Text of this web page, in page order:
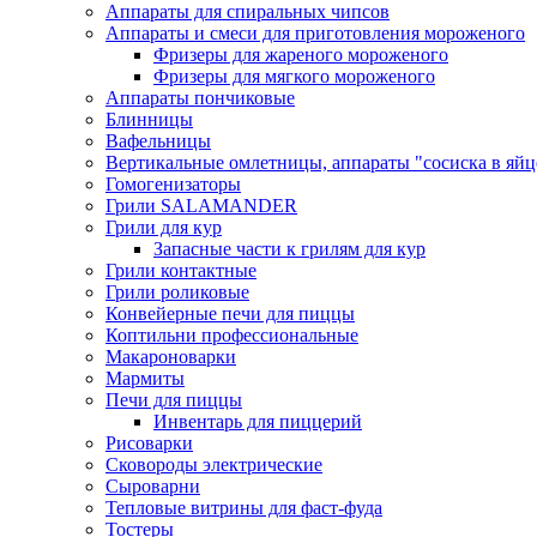
Аппараты для спиральных чипсов
Аппараты и смеси для приготовления мороженого
Фризеры для жареного мороженого
Фризеры для мягкого мороженого
Аппараты пончиковые
Блинницы
Вафельницы
Вертикальные омлетницы, аппараты "сосиска в
Гомогенизаторы
Грили SALAMANDER
Грили для кур
Запасные части к грилям для кур
Грили контактные
Грили роликовые
Конвейерные печи для пиццы
Коптильни профессиональные
Макароноварки
Мармиты
Печи для пиццы
Инвентарь для пиццерий
Рисоварки
Сковороды электрические
Сыроварни
Тепловые витрины для фаст-фуда
Тостеры